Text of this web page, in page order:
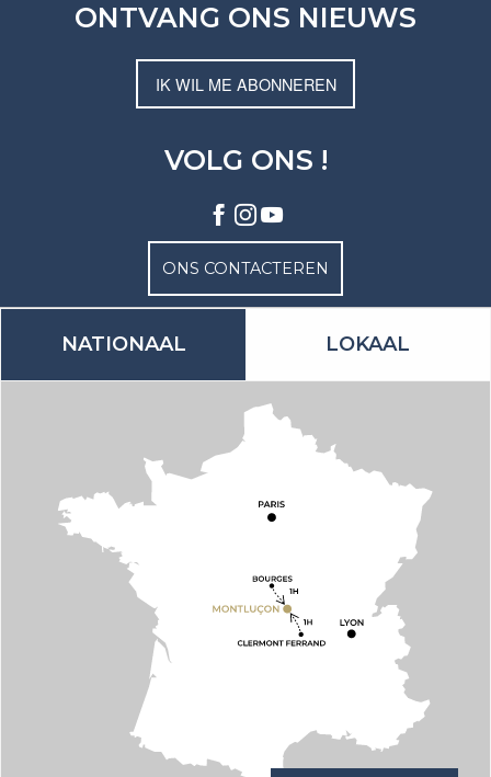
ONTVANG ONS NIEUWS
IK WIL ME ABONNEREN
VOLG ONS !
ONS CONTACTEREN
NATIONAAL LOKAAL